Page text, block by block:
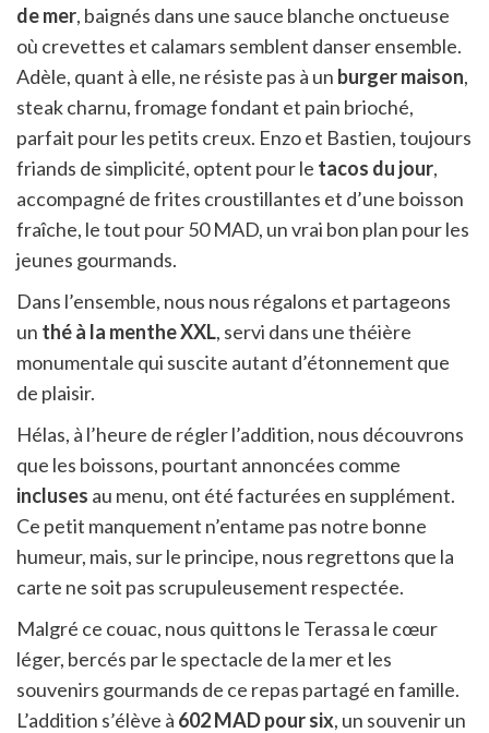
de mer, baignés dans une sauce blanche onctueuse
où crevettes et calamars semblent danser ensemble.
Adèle, quant à elle, ne résiste pas à un burger maison,
steak charnu, fromage fondant et pain brioché,
parfait pour les petits creux. Enzo et Bastien, toujours
friands de simplicité, optent pour le tacos du jour,
accompagné de frites croustillantes et d’une boisson
fraîche, le tout pour 50 MAD, un vrai bon plan pour les
jeunes gourmands.
Dans l’ensemble, nous nous régalons et partageons
un thé à la menthe XXL, servi dans une théière
monumentale qui suscite autant d’étonnement que
de plaisir.
Hélas, à l’heure de régler l’addition, nous découvrons
que les boissons, pourtant annoncées comme
incluses au menu, ont été facturées en supplément.
Ce petit manquement n’entame pas notre bonne
humeur, mais, sur le principe, nous regrettons que la
carte ne soit pas scrupuleusement respectée.
Malgré ce couac, nous quittons le Terassa le cœur
léger, bercés par le spectacle de la mer et les
souvenirs gourmands de ce repas partagé en famille.
L’addition s’élève à 602 MAD pour six, un souvenir un